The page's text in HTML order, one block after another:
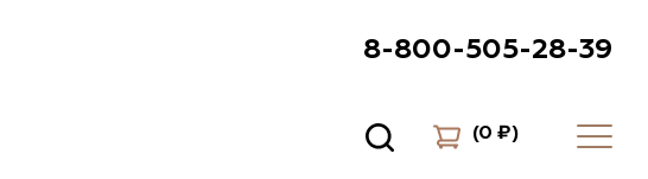
8-800-505-28-39
(0 ₽)